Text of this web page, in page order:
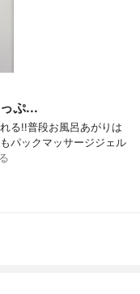
ぷ...
る!!普段お風呂あがりは
パックマッサージジェル